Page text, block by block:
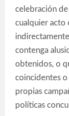
celebración
cualquier acto
contenga
obtenidos, o
coincidentes o
propias
políticas